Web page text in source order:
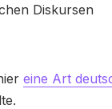
Diskursen
eine Art